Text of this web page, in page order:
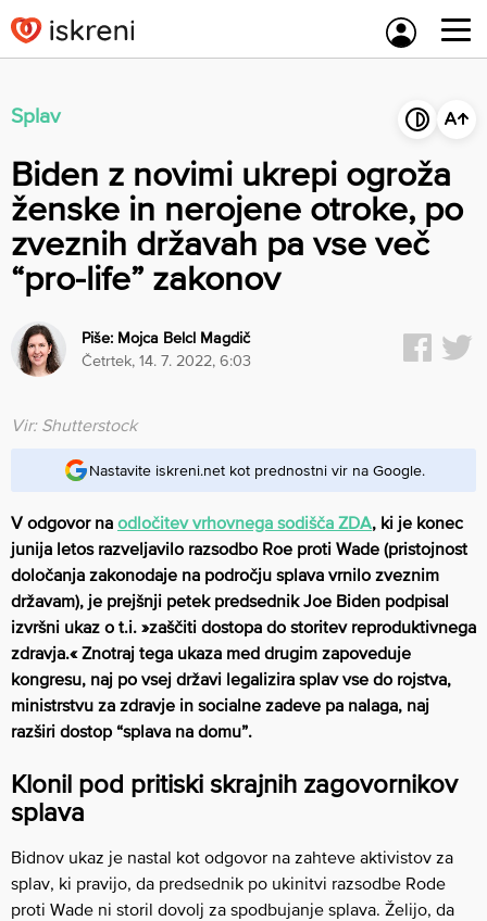
to
content
Splav
Biden z novimi ukrepi ogroža
ženske in nerojene otroke, po
zveznih državah pa vse več
“pro-life” zakonov
Piše: Mojca Belcl Magdič
četrtek, 14. 7. 2022, 6:03
Vir: Shutterstock
Nastavite iskreni.net kot prednostni vir na Google.
V odgovor na odločitev vrhovnega sodišča ZDA, ki je konec
junija letos razveljavilo razsodbo Roe proti Wade (pristojnost
določanja zakonodaje na področju splava vrnilo zveznim
državam), je prejšnji petek predsednik Joe Biden podpisal
izvršni ukaz o t.i. »zaščiti dostopa do storitev reproduktivnega
zdravja.« Znotraj tega ukaza med drugim zapoveduje
kongresu, naj po vsej državi legalizira splav vse do rojstva,
ministrstvu za zdravje in socialne zadeve pa nalaga, naj
razširi dostop “splava na domu”.
Klonil pod pritiski skrajnih zagovornikov
splava
Bidnov ukaz je nastal kot odgovor na zahteve aktivistov za
splav, ki pravijo, da predsednik po ukinitvi razsodbe Rode
proti Wade ni storil dovolj za spodbujanje splava. Želijo, da